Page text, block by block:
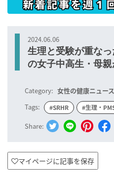
2024.06.06
生理と受験が重な
の女子中高生・母親
Category: 女性の健康ニュース
Tags:
#SRHR #生理・
Share:
マイページに記事を保存